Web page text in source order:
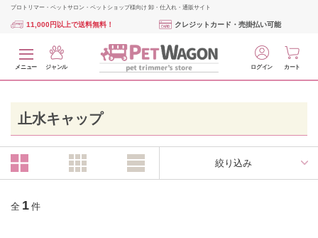
プロトリマー・ペットサロン・ペットショップ様向け 卸・仕入れ・通販サイト
11,000円以上で送料無料！ クレジットカード・売掛払い可能
メニュー ジャンル ログイン カート
止水キャップ
絞り込み
全 1 件